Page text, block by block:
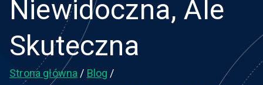
Niewidoczna, Ale
Skuteczna
Strona główna
Blog